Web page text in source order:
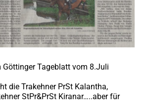
Göttinger Tageblatt vom 8.Juli
die Trakehner PrSt Kalantha,
StPr&PrSt Kiranar…..aber für